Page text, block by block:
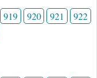
919 920 921
922